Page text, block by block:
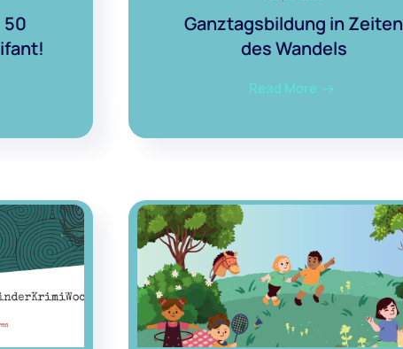
50
Ganztagsbildung in Zeiten
des Wandels
Read More